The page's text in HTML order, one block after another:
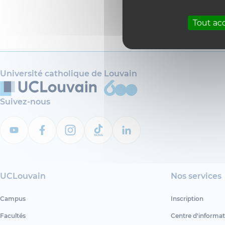
Tout
info-
Université catholique de Louvain
Suivez-nous
UCLouvain
Campus
Facultés
Nos services
Inscription
Centre